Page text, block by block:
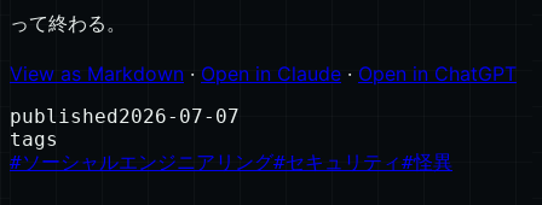
って終わる。
View as Markdown · Open in Claude · Open in ChatGPT
published 2026-07-07
tags
#ソーシャルエンジニアリング#セキュリティ#怪異